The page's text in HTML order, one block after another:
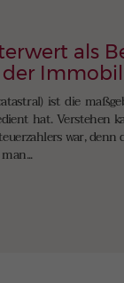
als
ist die
hat. Verstehen
war,